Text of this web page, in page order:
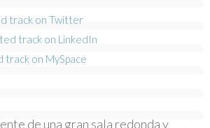
de una gran sala redonda y